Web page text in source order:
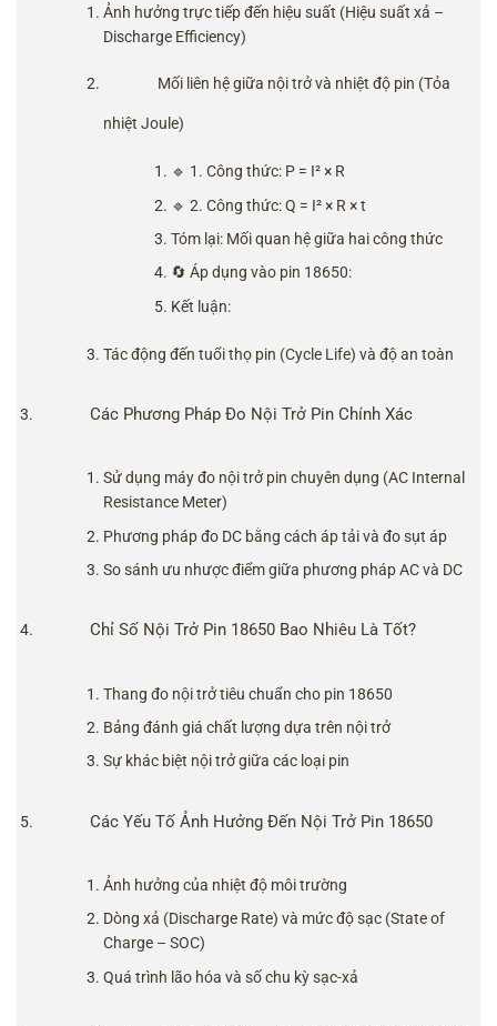
Ảnh hưởng trực tiếp đến hiệu suất (Hiệu suất xả –
Discharge Efficiency)
Mối liên hệ giữa nội trở và nhiệt độ pin (Tỏa
nhiệt Joule)
🔹 1. Công thức: P = I² × R
🔹 2. Công thức: Q = I² × R × t
Tóm lại: Mối quan hệ giữa hai công thức
🔄 Áp dụng vào pin 18650:
Kết luận:
Tác động đến tuổi thọ pin (Cycle Life) và độ an toàn
Các Phương Pháp Đo Nội Trở Pin Chính Xác
Sử dụng máy đo nội trở pin chuyên dụng (AC Internal
Resistance Meter)
Phương pháp đo DC bằng cách áp tải và đo sụt áp
So sánh ưu nhược điểm giữa phương pháp AC và DC
Chỉ Số Nội Trở Pin 18650 Bao Nhiêu Là Tốt?
Thang đo nội trở tiêu chuẩn cho pin 18650
Bảng đánh giá chất lượng dựa trên nội trở
Sự khác biệt nội trở giữa các loại pin
Các Yếu Tố Ảnh Hưởng Đến Nội Trở Pin 18650
Ảnh hưởng của nhiệt độ môi trường
Dòng xả (Discharge Rate) và mức độ sạc (State of
Charge – SOC)
Quá trình lão hóa và số chu kỳ sạc-xả